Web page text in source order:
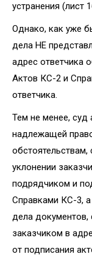
устранения (лист
Однако, как уже
дела НЕ
адрес ответчика
Актов КС-2 и
ответчика.
Тем не менее, суд
надлежащей
уклонении
подрядчиком и
Справками КС-3, а
дела документов,
заказчиком в
от подписания